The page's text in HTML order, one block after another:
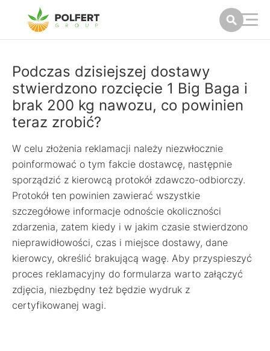
Podczas dzisiejszej dostawy
stwierdzono rozcięcie 1 Big Baga i
brak 200 kg nawozu, co powinien
teraz zrobić?
W celu złożenia reklamacji należy niezwłocznie
poinformować o tym fakcie dostawcę, następnie
sporządzić z kierowcą protokół zdawczo-odbiorczy.
Protokół ten powinien zawierać wszystkie
szczegółowe informacje odnoście okoliczności
zdarzenia, zatem kiedy i w jakim czasie stwierdzono
nieprawidłowości, czas i miejsce dostawy, dane
kierowcy, określić brakującą wagę. Aby przyspieszyć
proces reklamacyjny do formularza warto załączyć
zdjęcia, niezbędny też będzie wydruk z
certyfikowanej wagi.